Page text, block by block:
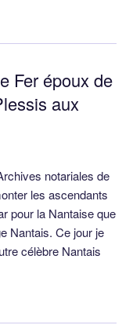
Fer époux de
aux
notariales de
les ascendants
pour la Nantaise que
Nantais. Ce jour je
célèbre Nantais